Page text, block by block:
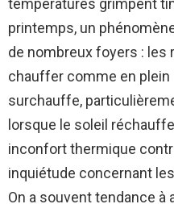
printemps, un
de nombreux foyers : les
chauffer comme en plein
surchauffe,
lorsque le soleil
inconfort thermique
inquiétude concernant
On a souvent tendance à